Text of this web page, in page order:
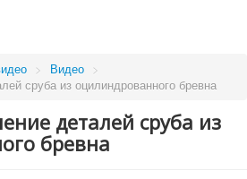
доска пола
> Видео >
сруба из оцилиндрованного бревна
деталей сруба из
бревна